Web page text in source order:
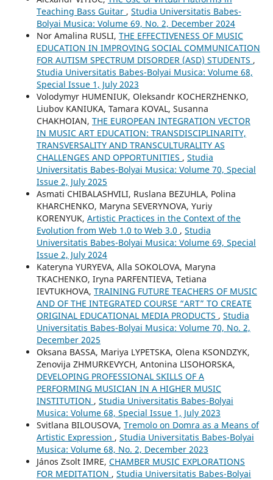
Teaching Bass Guitar , Studia Universitatis Babes-
Bolyai Musica: Volume 69, No. 2, December 2024
Nor Amalina RUSLI, THE EFFECTIVENESS OF MUSIC
EDUCATION IN IMPROVING SOCIAL COMMUNICATION
FOR AUTISM SPECTRUM DISORDER (ASD) STUDENTS ,
Studia Universitatis Babes-Bolyai Musica: Volume 68,
Special Issue 1, July 2023
Volodymyr HUMENIUK, Oleksandr KOCHERZHENKO,
Liubov KANIUKA, Tamara KOVAL, Susanna
CHAKHOIAN, THE EUROPEAN INTEGRATION VECTOR
IN MUSIC ART EDUCATION: TRANSDISCIPLINARITY,
TRANSVERSALITY AND TRANSCULTURALITY AS
CHALLENGES AND OPPORTUNITIES , Studia
Universitatis Babes-Bolyai Musica: Volume 70, Special
Issue 2, July 2025
Asmati CHIBALASHVILI, Ruslana BEZUHLA, Polina
KHARCHENKO, Maryna SEVERYNOVA, Yuriy
KORENYUK, Artistic Practices in the Context of the
Evolution from Web 1.0 to Web 3.0 , Studia
Universitatis Babes-Bolyai Musica: Volume 69, Special
Issue 2, July 2024
Kateryna YURYEVA, Alla SOKOLOVA, Maryna
TKACHENKO, Iryna PARFENTIEVA, Tetiana
IEVTUKHOVA, TRAINING FUTURE TEACHERS OF MUSIC
AND OF THE INTEGRATED COURSE “ART” TO CREATE
ORIGINAL EDUCATIONAL MEDIA PRODUCTS , Studia
Universitatis Babes-Bolyai Musica: Volume 70, No. 2,
December 2025
Oksana BASSA, Mariya LYPETSKA, Olena KSONDZYK,
Zenovija ZHMURKEVYCH, Antonina LISOHORSKA,
DEVELOPING PROFESSIONAL SKILLS OF A
PERFORMING MUSICIAN IN A HIGHER MUSIC
INSTITUTION , Studia Universitatis Babes-Bolyai
Musica: Volume 68, Special Issue 1, July 2023
Svitlana BILOUSOVA, Tremolo on Domra as a Means of
Artistic Expression , Studia Universitatis Babes-Bolyai
Musica: Volume 68, No. 2, December 2023
János Zsolt IMRE, CHAMBER MUSIC EXPLORATIONS
FOR MEDITATION , Studia Universitatis Babes-Bolyai